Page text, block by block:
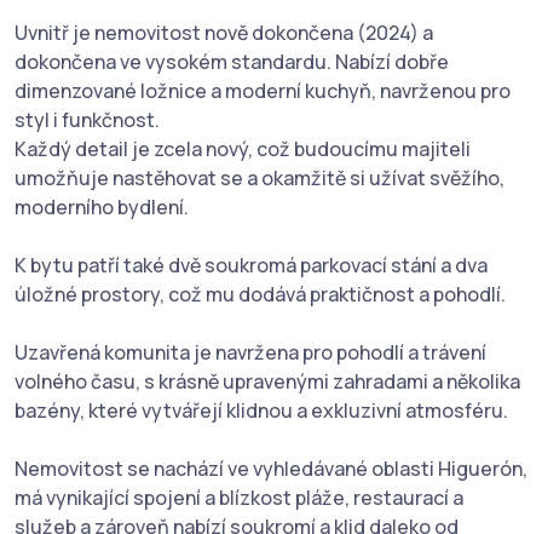
Uvnitř je nemovitost nově dokončena (2024) a
dokončena ve vysokém standardu. Nabízí dobře
dimenzované ložnice a moderní kuchyň, navrženou pro
styl i funkčnost.
Každý detail je zcela nový, což budoucímu majiteli
umožňuje nastěhovat se a okamžitě si užívat svěžího,
moderního bydlení.
K bytu patří také dvě soukromá parkovací stání a dva
úložné prostory, což mu dodává praktičnost a pohodlí.
Uzavřená komunita je navržena pro pohodlí a trávení
volného času, s krásně upravenými zahradami a několika
bazény, které vytvářejí klidnou a exkluzivní atmosféru.
Nemovitost se nachází ve vyhledávané oblasti Higuerón,
má vynikající spojení a blízkost pláže, restaurací a
služeb a zároveň nabízí soukromí a klid daleko od